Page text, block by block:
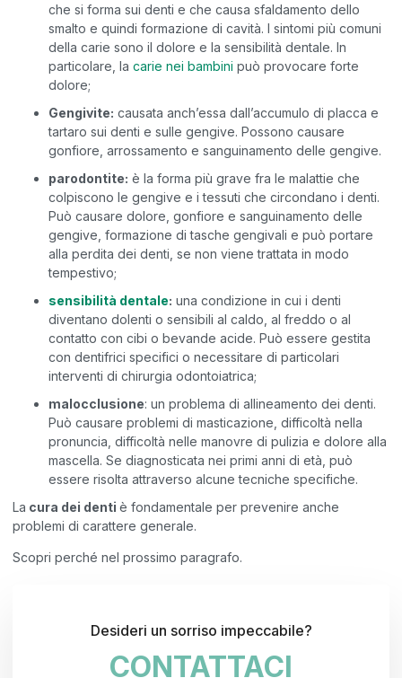
che si forma sui denti e che causa sfaldamento dello
smalto e quindi formazione di cavità. I sintomi più comuni
della carie sono il dolore e la sensibilità dentale. In
particolare, la carie nei bambini può provocare forte
dolore;
Gengivite: causata anch’essa dall’accumulo di placca e
tartaro sui denti e sulle gengive. Possono causare
gonfiore, arrossamento e sanguinamento delle gengive.
parodontite: è la forma più grave fra le malattie che
colpiscono le gengive e i tessuti che circondano i denti.
Può causare dolore, gonfiore e sanguinamento delle
gengive, formazione di tasche gengivali e può portare
alla perdita dei denti, se non viene trattata in modo
tempestivo;
sensibilità dentale: una condizione in cui i denti
diventano dolenti o sensibili al caldo, al freddo o al
contatto con cibi o bevande acide. Può essere gestita
con dentifrici specifici o necessitare di particolari
interventi di chirurgia odontoiatrica;
malocclusione: un problema di allineamento dei denti.
Può causare problemi di masticazione, difficoltà nella
pronuncia, difficoltà nelle manovre di pulizia e dolore alla
mascella. Se diagnosticata nei primi anni di età, può
essere risolta attraverso alcune tecniche specifiche.
La cura dei denti è fondamentale per prevenire anche
problemi di carattere generale.
Scopri perché nel prossimo paragrafo.
Desideri un sorriso impeccabile?
CONTATTACI